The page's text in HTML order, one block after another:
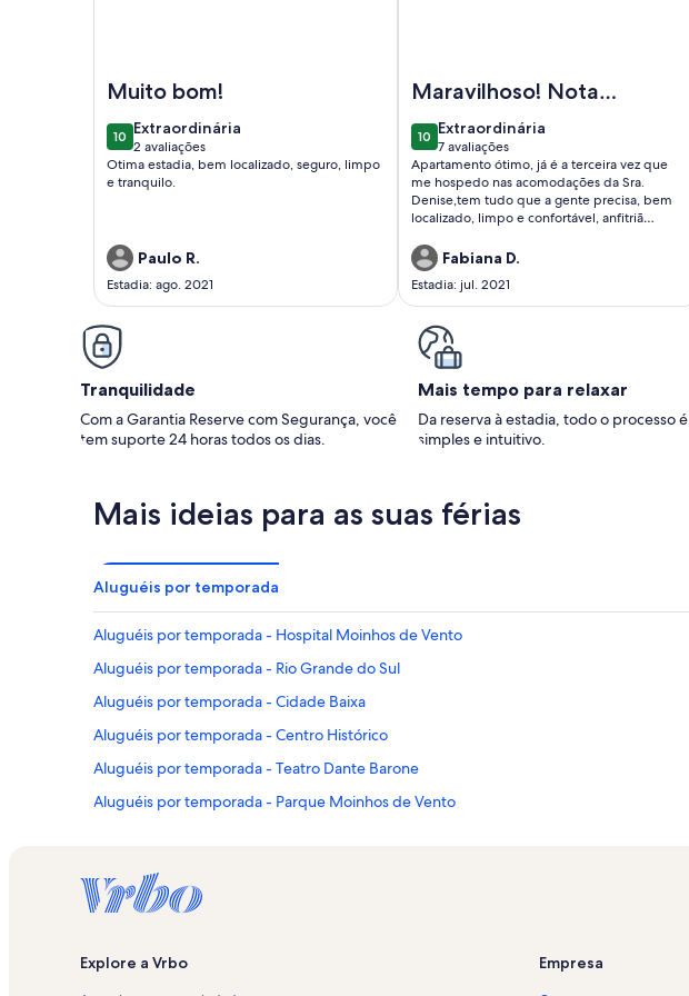
Muito bom!
1010 de 10
Extraordinária
extraordinária
2 avaliações
(2
avaliações)
Otima estadia, bem localizado, seguro, limpo
e tranquilo.
Paulo R.
Estadia: ago. 2021
Maravilhoso! Nota
10!
1010 de 10
Extraordinária
extraordinária
7 avaliações
(7
avaliações)
Apartamento ótimo, já é a terceira vez que
me hospedo nas acomodações da Sra.
Denise,tem tudo que a gente precisa, bem
localizado, limpo e confortável, anfitriã
prestativa. Sr Luiz o zelador do prédio
também muito solicito e simpático. Nota 10!!
Fabiana D.
Estadia: jul. 2021
Tranquilidade
Com a Garantia Reserve com Segurança, você
tem suporte 24 horas todos os dias.
Mais tempo para relaxar
Da reserva à estadia, todo o processo é
simples e intuitivo.
Mais ideias para as suas férias
Aluguéis por temporada
Aluguéis por temporada - Hospital Moinhos de Vento
Aluguéis por temporada - Rio Grande do Sul
Aluguéis por temporada - Cidade Baixa
Aluguéis por temporada - Centro Histórico
Aluguéis por temporada - Teatro Dante Barone
Aluguéis por temporada - Parque Moinhos de Vento
Aluguéis por temporada - Azenha
Aluguéis por temporada - Independência
Explore a Vrbo Empresa